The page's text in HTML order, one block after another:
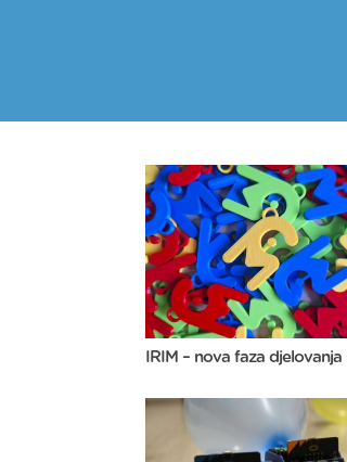
IRIM – nova faza djelovanja